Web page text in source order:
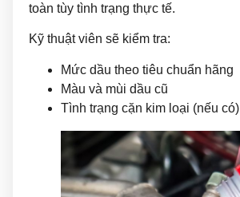
toàn tùy tình trạng thực tế.
Kỹ thuật viên sẽ kiểm tra:
Mức dầu theo tiêu chuẩn hãng
Màu và mùi dầu cũ
Tình trạng cặn kim loại (nếu có)